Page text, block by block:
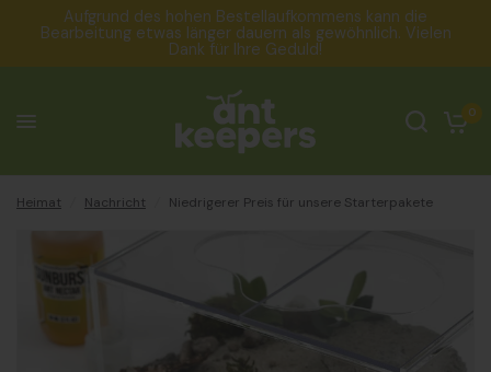
Aufgrund des hohen Bestellaufkommens kann die
Bearbeitung etwas länger dauern als gewöhnlich. Vielen
Dank für Ihre Geduld!
0
Heimat Nachricht Niedrigerer Preis für unsere Starterpakete